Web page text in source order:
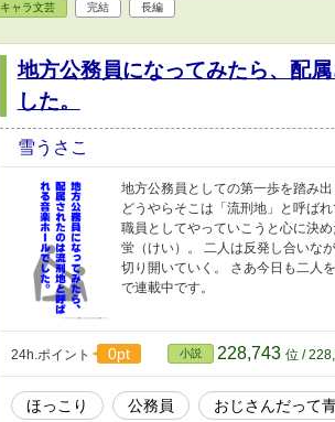
キャラ文芸 完結 長編
地方公務員になってみたら、配
した。
雪うさこ
地方公務員としての第一歩を踏み
どうやらそこは「流刑地」と呼ば
職員としてやっていこうと心に決
蛍（けい）。 二人は反発し合いな
切り開いていく。 さあ今日も二人
で連載中です。
24h.ポイント 0pt 小説 228,743 位 /
ほっこり 公務員 おじさんだって